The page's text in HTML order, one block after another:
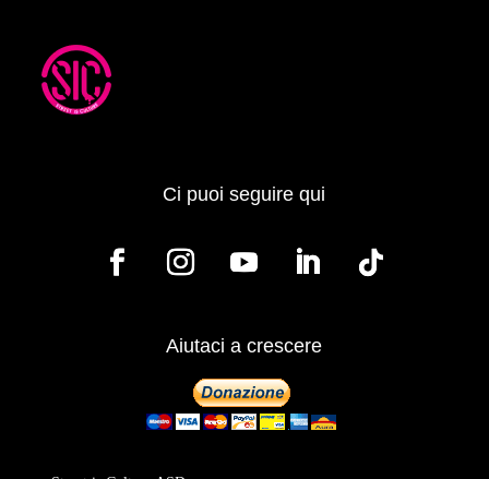
Ci puoi seguire qui
Aiutaci a crescere